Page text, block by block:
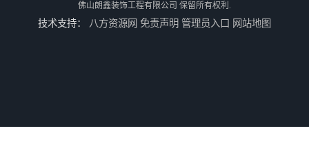
佛山朗鑫装饰工程有限公司 保留所有权利.
技术支持： 八方资源网 免责声明 管理员入口 网站地图